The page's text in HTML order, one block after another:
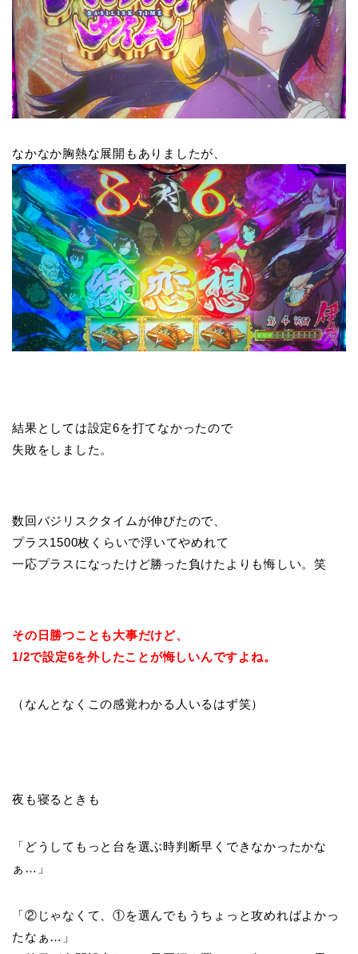
なかなか胸熱な展開もありましたが、
結果としては設定6を打てなかったので
失敗をしました。
数回バジリスクタイムが伸びたので、
プラス1500枚くらいで浮いてやめれて
一応プラスになったけど勝った負けたよりも悔しい。笑
その日勝つことも大事だけど、
1/2で設定6を外したことが悔しいんですよね。
（なんとなくこの感覚わかる人いるはず笑）
夜も寝るときも
「どうしてもっと台を選ぶ時判断早くできなかったかな
ぁ…」
「②じゃなくて、①を選んでもうちょっと攻めればよかっ
たなぁ…」